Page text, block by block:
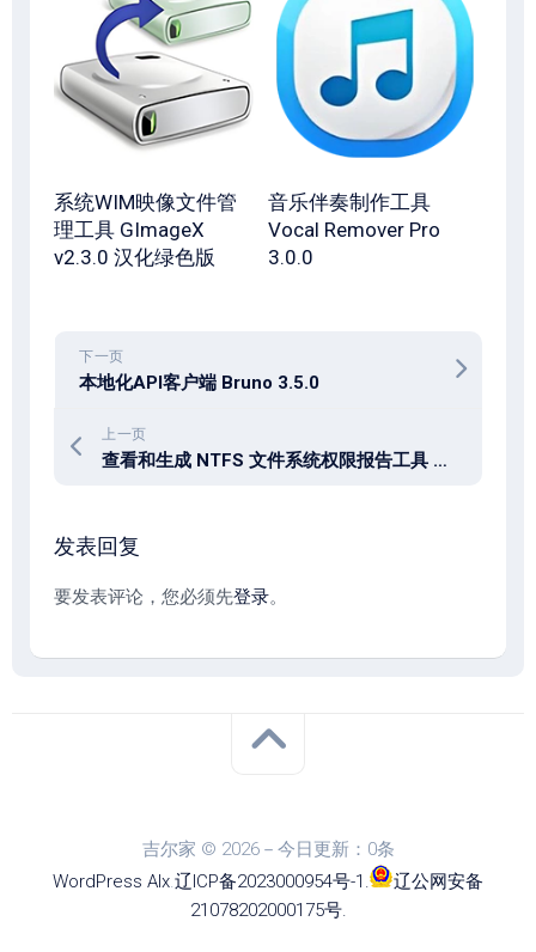
系统WIM映像文件管
理工具 GImageX
v2.3.0 汉化绿色版
音乐伴奏制作工具
Vocal Remover Pro
3.0.0
下一页
本地化API客户端 Bruno 3.5.0
上一页
查看和生成 NTFS 文件系统权限报告工具 NTFS Permissions Reporter 5.4.699.0
发表回复
要发表评论，您必须先登录。
吉尔家 © 2026－今日更新：0条
WordPress Alx.辽ICP备2023000954号-1 .
辽公网安备
21078202000175号.